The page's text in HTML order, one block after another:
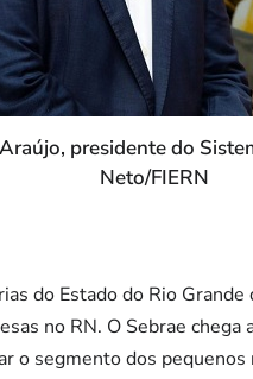
presidente do
Neto/FIERN
do Estado do Rio
no RN. O Sebrae
o segmento dos